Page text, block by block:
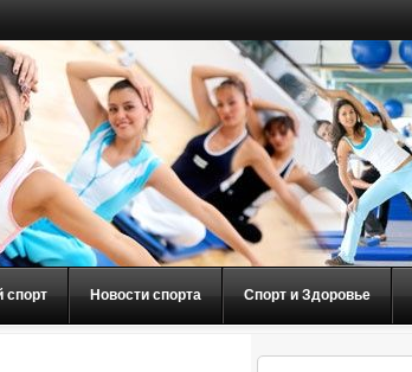
спорт Новости спорта Спорт и Здоровье